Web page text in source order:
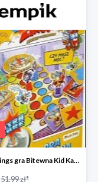
Super Zings gra Bitewna Kid Kazom w super cenie w Empiku Premium
51.99 zł*